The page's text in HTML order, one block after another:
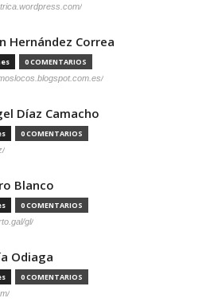
Hernández Correa
0 COMENTARIOS
Díaz Camacho
0 COMENTARIOS
Blanco
0 COMENTARIOS
gl/
Odiaga
0 COMENTARIOS